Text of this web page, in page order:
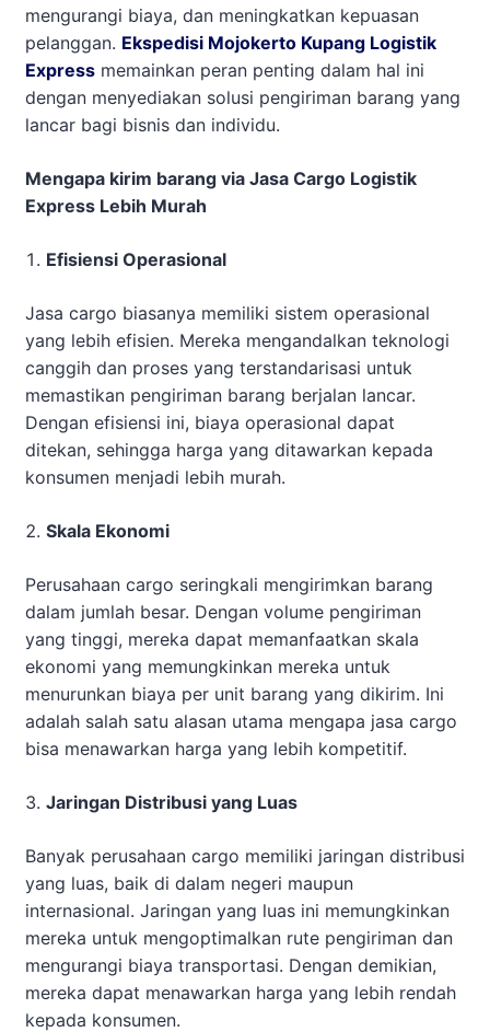
mengurangi biaya, dan meningkatkan kepuasan
pelanggan. Ekspedisi Mojokerto Kupang Logistik
Express memainkan peran penting dalam hal ini
dengan menyediakan solusi pengiriman barang yang
lancar bagi bisnis dan individu.
Mengapa kirim barang via Jasa Cargo Logistik
Express Lebih Murah
Efisiensi Operasional
Jasa cargo biasanya memiliki sistem operasional
yang lebih efisien. Mereka mengandalkan teknologi
canggih dan proses yang terstandarisasi untuk
memastikan pengiriman barang berjalan lancar.
Dengan efisiensi ini, biaya operasional dapat
ditekan, sehingga harga yang ditawarkan kepada
konsumen menjadi lebih murah.
Skala Ekonomi
Perusahaan cargo seringkali mengirimkan barang
dalam jumlah besar. Dengan volume pengiriman
yang tinggi, mereka dapat memanfaatkan skala
ekonomi yang memungkinkan mereka untuk
menurunkan biaya per unit barang yang dikirim. Ini
adalah salah satu alasan utama mengapa jasa cargo
bisa menawarkan harga yang lebih kompetitif.
Jaringan Distribusi yang Luas
Banyak perusahaan cargo memiliki jaringan distribusi
yang luas, baik di dalam negeri maupun
internasional. Jaringan yang luas ini memungkinkan
mereka untuk mengoptimalkan rute pengiriman dan
mengurangi biaya transportasi. Dengan demikian,
mereka dapat menawarkan harga yang lebih rendah
kepada konsumen.